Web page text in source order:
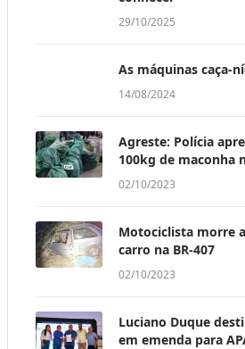
29/10/2025
As máquinas caça-
14/08/2024
Agreste: Polícia
100kg de maconha
02/10/2023
Motociclista morre
carro na BR-407
02/10/2023
Luciano Duque
em emenda para